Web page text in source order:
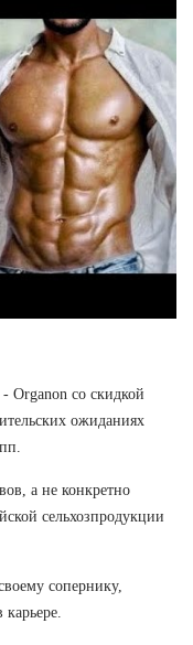
Organon со скидкой
ожиданиях
а не конкретно
сельхозпродукции
сопернику,